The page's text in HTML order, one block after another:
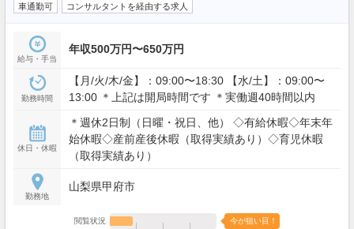
車通勤可
コンサルタントを経由する求人
給与・手当
年収500万円〜650万円
勤務時間
【月/火/木/金】：09:00〜18:30 【水/土】：09:00〜
13:00 ＊上記は開局時間です ＊実働週40時間以内
休日・休暇
＊週休2日制（日曜・祝日、他） ◇有給休暇◇年末年
始休暇◇産前産後休暇（取得実績あり）◇育児休暇
（取得実績あり）
勤務地
山梨県甲府市
閲覧状況 今が狙い目！